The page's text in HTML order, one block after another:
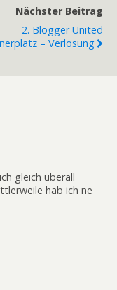
Nächster Beitrag
2. Blogger United
– Verlosung
gleich überall
hab ich ne